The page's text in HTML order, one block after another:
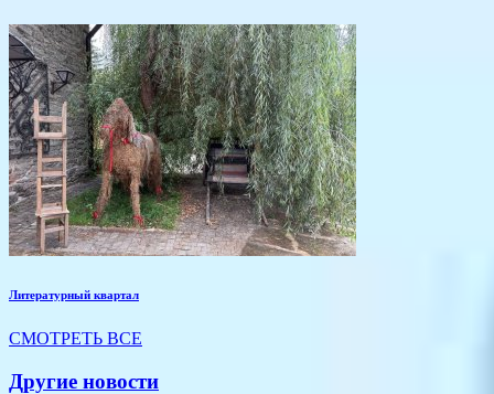
Литературный квартал
СМОТРЕТЬ ВСЕ
Другие новости